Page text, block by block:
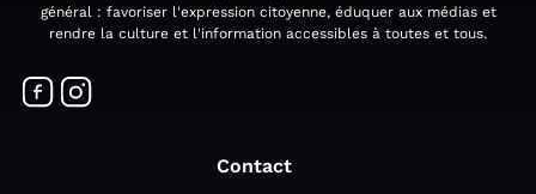
général : favoriser l'expression citoyenne, éduquer aux médias et
rendre la culture et l'information accessibles à toutes et tous.
Contact